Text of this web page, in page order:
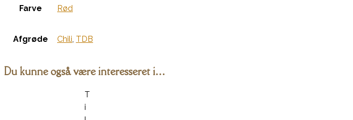
Farve Rød
Afgrøde Chili, TDB
Du kunne også være interesseret i…
T
i